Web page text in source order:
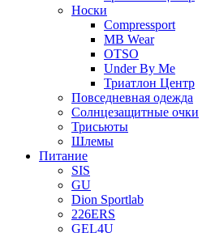
Носки
Compressport
MB Wear
OTSO
Under By Me
Триатлон Центр
Повседневная одежда
Солнцезащитные очки
Трисьюты
Шлемы
Питание
SIS
GU
Dion Sportlab
226ERS
GEL4U